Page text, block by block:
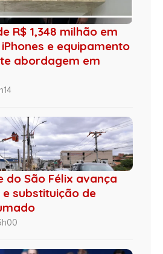
R$ 1,348 milhão em
e equipamento
abordagem em
do São Félix avança
substituição de